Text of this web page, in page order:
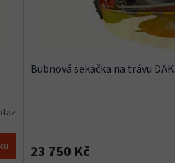
Bubnová sekačka na trávu
23 750 Kč